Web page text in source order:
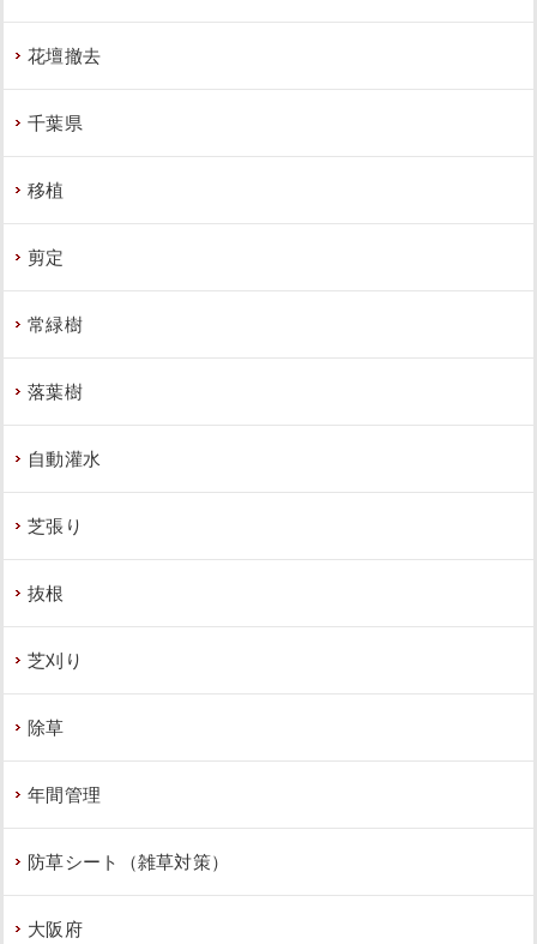
花壇撤去
千葉県
移植
剪定
常緑樹
落葉樹
自動灌水
芝張り
抜根
芝刈り
除草
年間管理
防草シート（雑草対策）
大阪府